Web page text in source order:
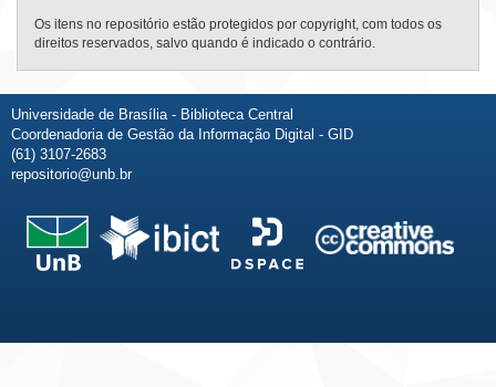
Os itens no repositório estão protegidos por copyright, com todos os
direitos reservados, salvo quando é indicado o contrário.
Universidade de Brasília - Biblioteca Central
Coordenadoria de Gestão da Informação Digital - GID
(61) 3107-2683
repositorio@unb.br